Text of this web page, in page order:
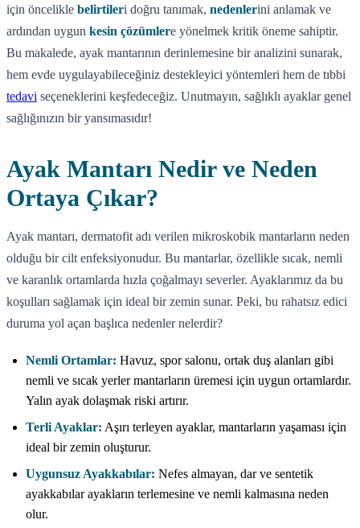
için öncelikle belirtileri doğru tanımak, nedenlerini anlamak ve
ardından uygun kesin çözümlere yönelmek kritik öneme sahiptir.
Bu makalede, ayak mantarının derinlemesine bir analizini sunarak,
hem evde uygulayabileceğiniz destekleyici yöntemleri hem de tıbbi
tedavi seçeneklerini keşfedeceğiz. Unutmayın, sağlıklı ayaklar genel
sağlığınızın bir yansımasıdır!
Ayak Mantarı Nedir ve Neden
Ortaya Çıkar?
Ayak mantarı, dermatofit adı verilen mikroskobik mantarların neden
olduğu bir cilt enfeksiyonudur. Bu mantarlar, özellikle sıcak, nemli
ve karanlık ortamlarda hızla çoğalmayı severler. Ayaklarımız da bu
koşulları sağlamak için ideal bir zemin sunar. Peki, bu rahatsız edici
duruma yol açan başlıca nedenler nelerdir?
Nemli Ortamlar: Havuz, spor salonu, ortak duş alanları gibi
nemli ve sıcak yerler mantarların üremesi için uygun ortamlardır.
Yalın ayak dolaşmak riski artırır.
Terli Ayaklar: Aşırı terleyen ayaklar, mantarların yaşaması için
ideal bir zemin oluşturur.
Uygunsuz Ayakkabılar: Nefes almayan, dar ve sentetik
ayakkabılar ayakların terlemesine ve nemli kalmasına neden
olur.